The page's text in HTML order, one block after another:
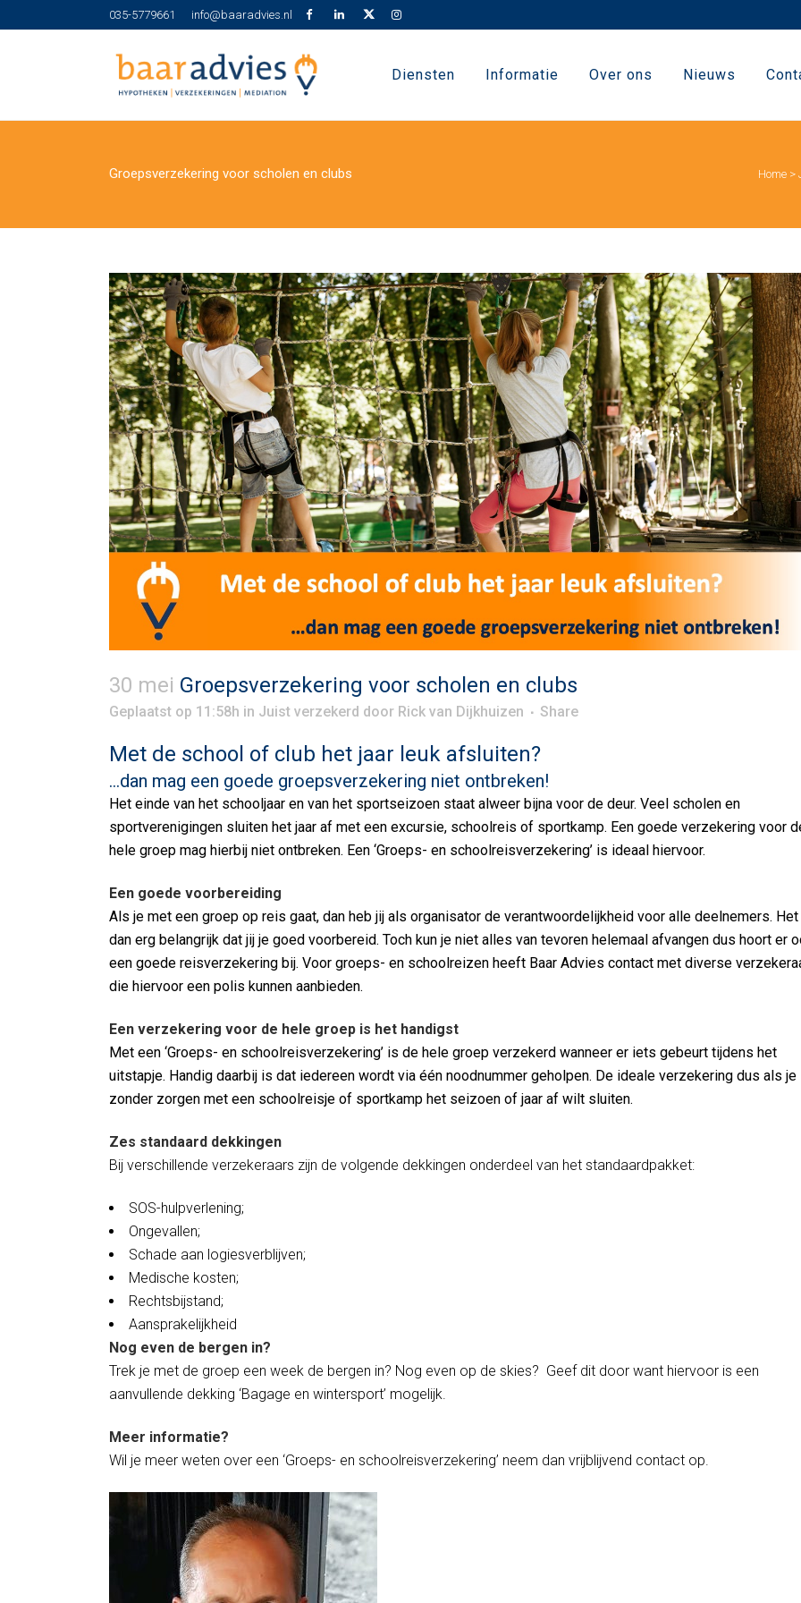
035-5779661 info@baaradvies.nl
Diensten Informatie Over ons Nieuws
Groepsverzekering voor scholen en clubs Home >
30 mei Groepsverzekering voor scholen en clubs
Geplaatst op 11:58h in Juist verzekerd door Rick van Dijkhuizen Share
Met de school of club het jaar leuk afsluiten?
…dan mag een goede groepsverzekering niet ontbreken!
Het einde van het schooljaar en van het sportseizoen staat alweer bijna voor de deur. Veel scholen en
sportverenigingen sluiten het jaar af met een excursie, schoolreis of sportkamp. Een goede verzekering voor
hele groep mag hierbij niet ontbreken. Een ‘Groeps- en schoolreisverzekering’ is ideaal hiervoor.
Een goede voorbereiding
Als je met een groep op reis gaat, dan heb jij als organisator de verantwoordelijkheid voor alle deelnemers.
dan erg belangrijk dat jij je goed voorbereid. Toch kun je niet alles van tevoren helemaal afvangen dus hoort er
een goede reisverzekering bij. Voor groeps- en schoolreizen heeft Baar Advies contact met diverse
die hiervoor een polis kunnen aanbieden.
Een verzekering voor de hele groep is het handigst
Met een ‘Groeps- en schoolreisverzekering’ is de hele groep verzekerd wanneer er iets gebeurt tijdens het
uitstapje. Handig daarbij is dat iedereen wordt via één noodnummer geholpen. De ideale verzekering dus als je
zonder zorgen met een schoolreisje of sportkamp het seizoen of jaar af wilt sluiten.
Zes standaard dekkingen
Bij verschillende verzekeraars zijn de volgende dekkingen onderdeel van het standaardpakket:
SOS-hulpverlening;
Ongevallen;
Schade aan logiesverblijven;
Medische kosten;
Rechtsbijstand;
Aansprakelijkheid
Nog even de bergen in?
Trek je met de groep een week de bergen in? Nog even op de skies? Geef dit door want hiervoor is een
aanvullende dekking ‘Bagage en wintersport’ mogelijk.
Meer informatie?
Wil je meer weten over een ‘Groeps- en schoolreisverzekering’ neem dan vrijblijvend contact op.